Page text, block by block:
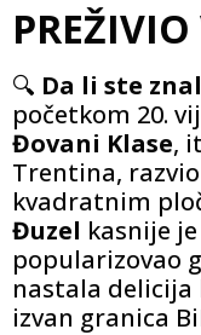
PREŽIVIO
🔍 Da li ste
početkom 20.
Đovani Klase,
Trentina,
kvadratnim
Đuzel kasnije
popularizovao
nastala delicija
izvan granica